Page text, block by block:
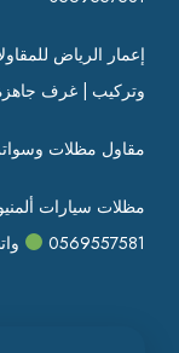
إعمار الرياض
وتركيب | غرف
مقاول مظلات
مظلات سيارات
0569557581